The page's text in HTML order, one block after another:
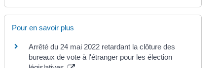
Pour en savoir plus
Arrêté du 24 mai 2022 retardant la clôture des
bureaux de vote à l'étranger pour les élection